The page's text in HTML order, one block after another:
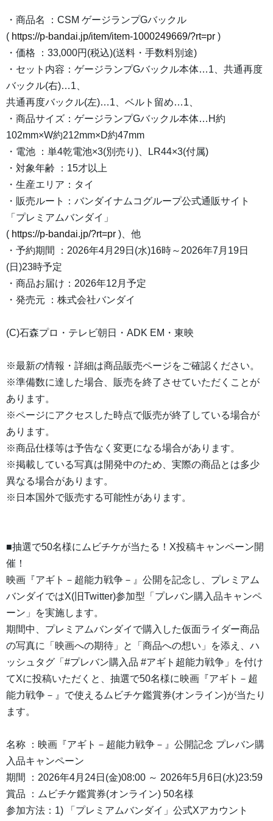
・商品名 ：CSM ゲージランプGバックル
( https://p-bandai.jp/item/item-1000249669/?rt=pr )
・価格 ：33,000円(税込)(送料・手数料別途)
・セット内容：ゲージランプGバックル本体…1、共通再度
バックル(右)…1、
共通再度バックル(左)…1、ベルト留め…1、
・商品サイズ：ゲージランプGバックル本体…H約
102mm×W約212mm×D約47mm
・電池 ：単4乾電池×3(別売り)、LR44×3(付属)
・対象年齢 ：15才以上
・生産エリア：タイ
・販売ルート：バンダイナムコグループ公式通販サイト
「プレミアムバンダイ」
( https://p-bandai.jp/?rt=pr )、他
・予約期間 ：2026年4月29日(水)16時～2026年7月19日
(日)23時予定
・商品お届け：2026年12月予定
・発売元 ：株式会社バンダイ
(C)石森プロ・テレビ朝日・ADK EM・東映
※最新の情報・詳細は商品販売ページをご確認ください。
※準備数に達した場合、販売を終了させていただくことが
あります。
※ページにアクセスした時点で販売が終了している場合が
あります。
※商品仕様等は予告なく変更になる場合があります。
※掲載している写真は開発中のため、実際の商品とは多少
異なる場合があります。
※日本国外で販売する可能性があります。
■抽選で50名様にムビチケが当たる！X投稿キャンペーン開
催！
映画『アギト－超能力戦争－』公開を記念し、プレミアム
バンダイではX(旧Twitter)参加型「プレバン購入品キャンペ
ーン」を実施します。
期間中、プレミアムバンダイで購入した仮面ライダー商品
の写真に「映画への期待」と「商品への想い」を添え、ハ
ッシュタグ「#プレバン購入品 #アギト超能力戦争」を付け
てXに投稿いただくと、抽選で50名様に映画『アギト－超
能力戦争－』で使えるムビチケ鑑賞券(オンライン)が当たり
ます。
名称 ：映画『アギト－超能力戦争－』公開記念 プレバン購
入品キャンペーン
期間 ：2026年4月24日(金)08:00 ～ 2026年5月6日(水)23:59
賞品 ：ムビチケ鑑賞券(オンライン) 50名様
参加方法：1) 「プレミアムバンダイ」公式Xアカウント